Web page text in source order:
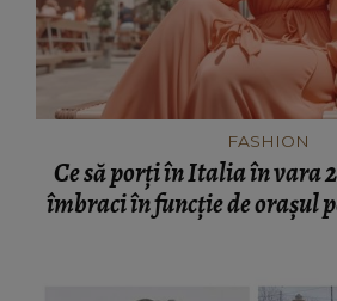
FASHION
Ce să porți în Italia în vara
îmbraci în funcție de orașul